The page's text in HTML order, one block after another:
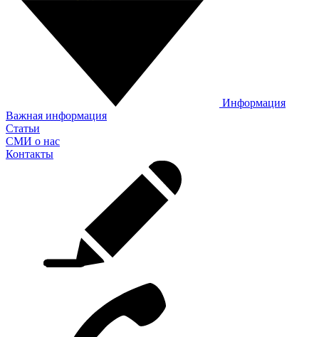
Информация
Важная информация
Статьи
СМИ о нас
Контакты